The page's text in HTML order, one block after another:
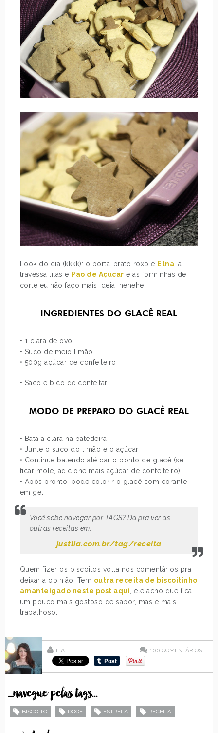
Look do dia (kkkk): o porta-prato roxo é Etna, a
travessa lilás é Pão de Açúcar e as fôrminhas de
corte eu não faço mais ideia! hehehe
INGREDIENTES DO GLACÊ REAL
• 1 clara de ovo
• Suco de meio limão
• 500g açúcar de confeiteiro
• Saco e bico de confeitar
MODO DE PREPARO DO GLACÊ REAL
• Bata a clara na batedeira
• Junte o suco do limão e o açúcar
• Continue batendo até dar o ponto de glacê (se
ficar mole, adicione mais açúcar de confeiteiro)
• Após pronto, pode colorir o glacê com corante
em gel
Você sabe navegar por TAGS? Dá pra ver as
outras receitas em:
justlia.com.br/tag/receita
Quem fizer os biscoitos volta nos comentários pra
deixar a opinião! Tem outra receita de biscoitinho
amanteigado neste post aqui, ele acho que fica
um pouco mais gostoso de sabor, mas é mais
trabalhoso.
LIA 100 COMENTÁRIOS
...navegue pelas tags...
BISCOITO DOCE ESTRELA RECEITA